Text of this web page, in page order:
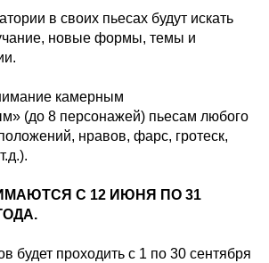
в своих пьесах будут искать
новые формы, темы и
камерным
(до 8 персонажей) пьесам любого
нравов, фарс, гротеск,
С 12 ИЮНЯ ПО 31
будет проходить с 1 по 30 сентября